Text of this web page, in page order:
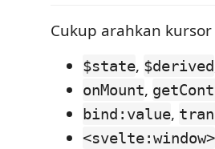
Cukup arahkan
$state, $derived
onMount,
bind:value,
<svelte:window>